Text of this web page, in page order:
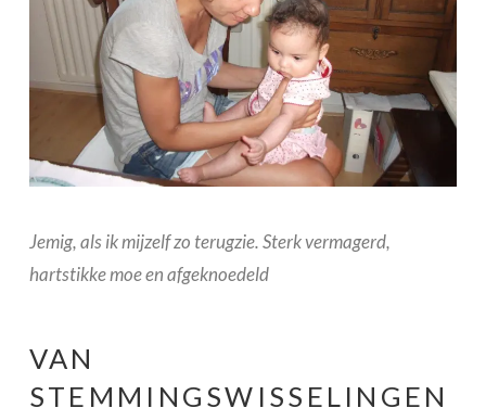
Jemig, als ik mijzelf zo terugzie. Sterk vermagerd,
hartstikke moe en afgeknoedeld
VAN
STEMMINGSWISSELINGEN